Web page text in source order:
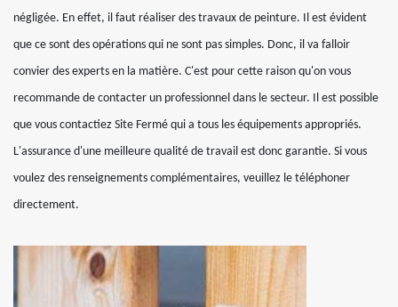
négligée. En effet, il faut réaliser des travaux de peinture. Il est évident
que ce sont des opérations qui ne sont pas simples. Donc, il va falloir
convier des experts en la matière. C'est pour cette raison qu'on vous
recommande de contacter un professionnel dans le secteur. Il est possible
que vous contactiez Site Fermé qui a tous les équipements appropriés.
L'assurance d'une meilleure qualité de travail est donc garantie. Si vous
voulez des renseignements complémentaires, veuillez le téléphoner
directement.